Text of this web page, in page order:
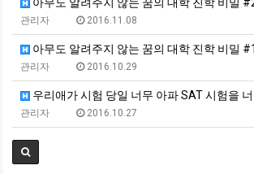
관리자 2016.11.08
아무도 알려주지 않는 꿈의 대학 진학 비밀 #1
관리자 2016.10.29
우리애가 시험 당일 너무 아파 SAT 시험을 너
관리자 2016.10.27